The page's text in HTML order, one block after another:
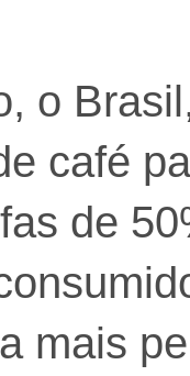
o
café
de
mais